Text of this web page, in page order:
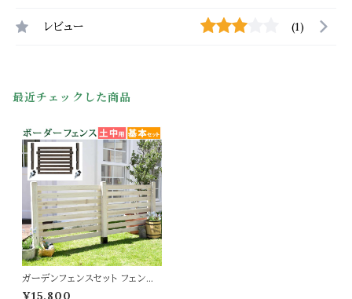
レビュー (1)
最近チェックした商品
ガーデンフェンスセット フェンス1
枚 土中埋め込み金具2個 フェン
¥15,800